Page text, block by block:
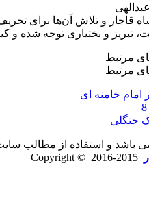
قاجار و تلاش آن‌ها برای
مرتبط
مرتبط
امام خامنه ای
جنگلی
و استفاده از مطالب سایت
Copyright ©